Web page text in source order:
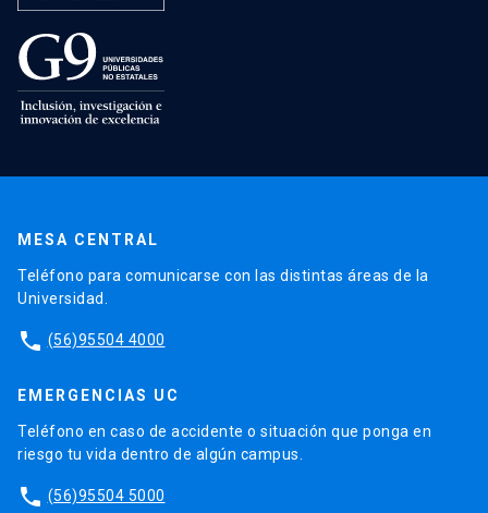
MESA CENTRAL
Teléfono para comunicarse con las distintas áreas de la
Universidad.
phone (56)95504 4000
EMERGENCIAS UC
Teléfono en caso de accidente o situación que ponga en
riesgo tu vida dentro de algún campus.
phone (56)95504 5000